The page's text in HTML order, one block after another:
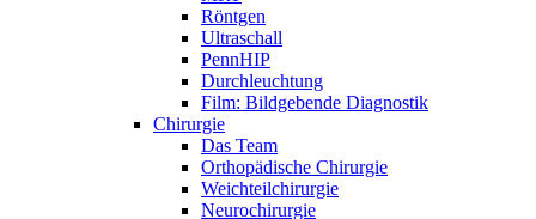
Röntgen
Ultraschall
PennHIP
Durchleuchtung
Film: Bildgebende Diagnostik
Chirurgie
Das Team
Orthopädische Chirurgie
Weichteilchirurgie
Neurochirurgie